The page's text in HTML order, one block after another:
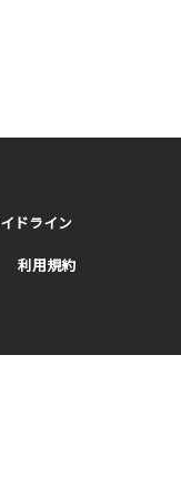
ドライン
利用規約